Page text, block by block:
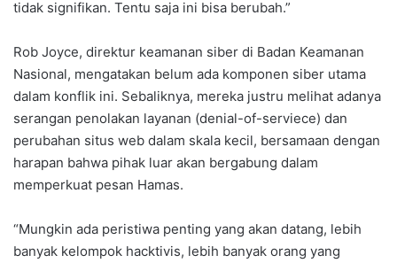
tidak signifikan. Tentu saja ini bisa berubah.”
Rob Joyce, direktur keamanan siber di Badan Keamanan
Nasional, mengatakan belum ada komponen siber utama
dalam konflik ini. Sebaliknya, mereka justru melihat adanya
serangan penolakan layanan (denial-of-serviece) dan
perubahan situs web dalam skala kecil, bersamaan dengan
harapan bahwa pihak luar akan bergabung dalam
memperkuat pesan Hamas.
“Mungkin ada peristiwa penting yang akan datang, lebih
banyak kelompok hacktivis, lebih banyak orang yang